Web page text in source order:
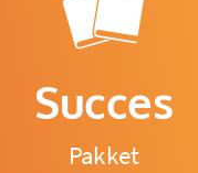
Succes
Pakket